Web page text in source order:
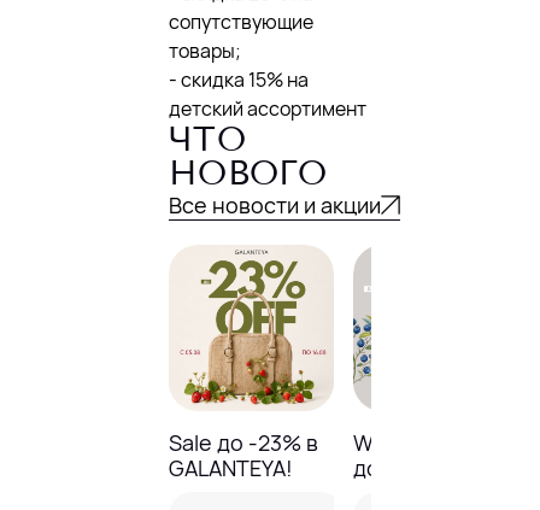
сопутствующие
товары;
- скидка 15% на
детский ассортимент
ЧТО
НОВОГО
Все новости и акции
Sale до -23% в
GALANTEYA!
Weekend Sale
до -20%!